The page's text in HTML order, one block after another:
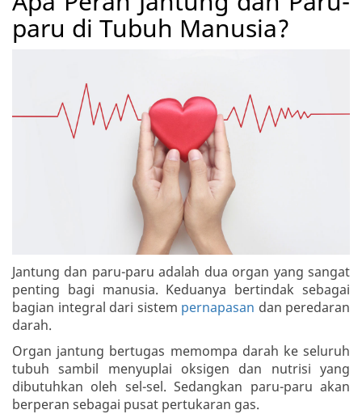
paru di Tubuh Manusia?
Jantung dan paru-paru adalah dua organ yang sangat
penting bagi manusia. Keduanya bertindak sebagai
bagian integral dari sistem pernapasan dan peredaran
darah.
Organ jantung bertugas memompa darah ke seluruh
tubuh sambil menyuplai oksigen dan nutrisi yang
dibutuhkan oleh sel-sel. Sedangkan paru-paru akan
berperan sebagai pusat pertukaran gas.